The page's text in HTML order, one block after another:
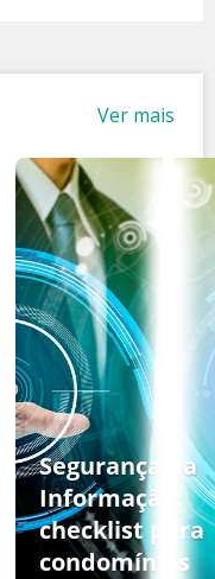
Ver mais
Segurança da
Informação:
checklist para
condomínios